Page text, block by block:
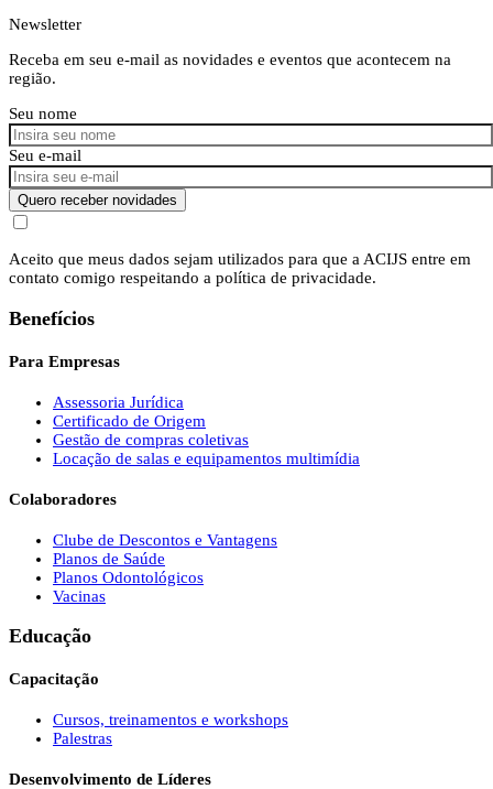
Newsletter
Receba em seu e-mail as novidades e eventos que acontecem na
região.
Seu nome
Seu e-mail
Quero receber novidades
Aceito que meus dados sejam utilizados para que a ACIJS entre em
contato comigo respeitando a política de privacidade.
Benefícios
Para Empresas
Assessoria Jurídica
Certificado de Origem
Gestão de compras coletivas
Locação de salas e equipamentos multimídia
Colaboradores
Clube de Descontos e Vantagens
Planos de Saúde
Planos Odontológicos
Vacinas
Educação
Capacitação
Cursos, treinamentos e workshops
Palestras
Desenvolvimento de Líderes